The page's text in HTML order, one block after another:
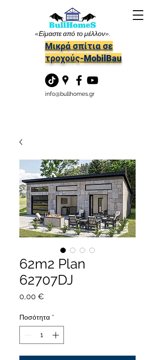
«Είμαστε από το μέλλον».
Μικρά σπίτια σε
τροχούς-MobilBau
info@bullhomes.gr
62m2 Plan
62707DJ
0,00 €
Ποσότητα *